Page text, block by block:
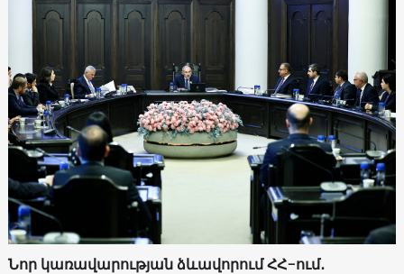
Նոր կառավարության ձևավորում ՀՀ-ում․